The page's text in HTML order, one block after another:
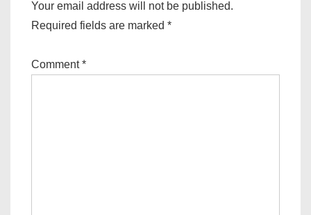
Your email address will not be published.
Required fields are marked *
Comment*